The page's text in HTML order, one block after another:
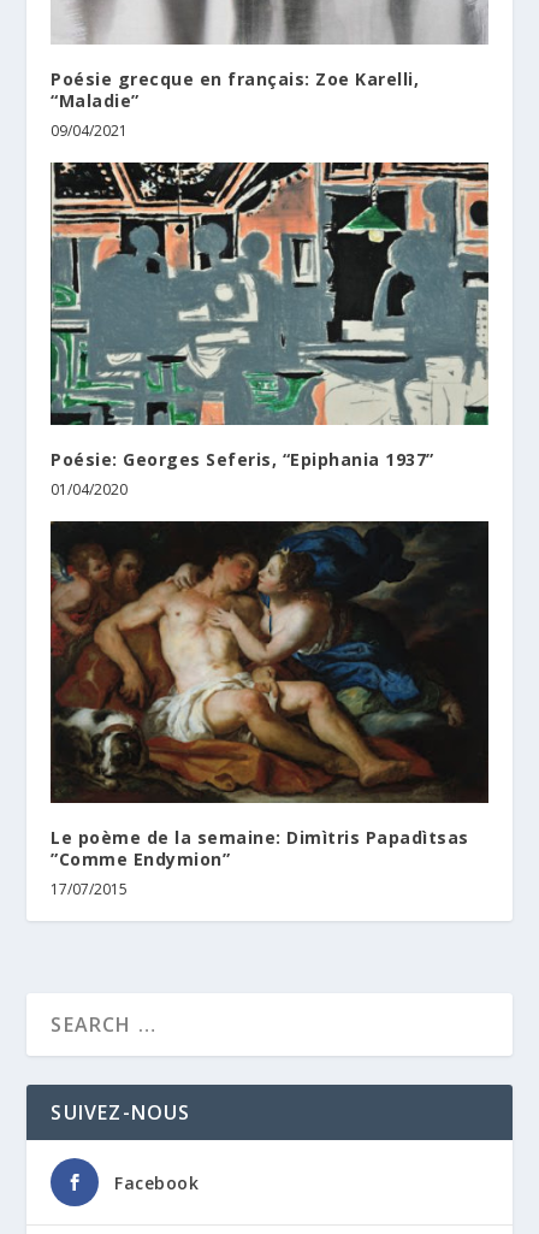
Poésie grecque en français: Zoe Karelli,
“Maladie”
09/04/2021
Poésie: Georges Seferis, “Epiphania 1937”
01/04/2020
Le poème de la semaine: Dimìtris Papadìtsas
”Comme Endymion”
17/07/2015
SUIVEZ-NOUS
Facebook